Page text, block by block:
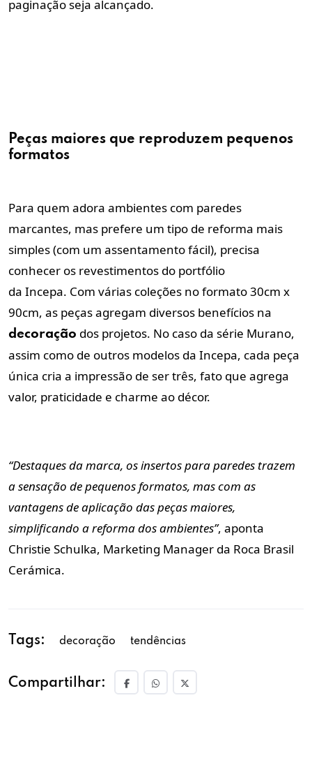
paginação seja alcançado.
Peças maiores que reproduzem pequenos
formatos
Para quem adora ambientes com paredes
marcantes, mas prefere um tipo de reforma mais
simples (com um assentamento fácil), precisa
conhecer os revestimentos do portfólio
da Incepa. Com várias coleções no formato 30cm x
90cm, as peças agregam diversos benefícios na
decoração dos projetos. No caso da série Murano,
assim como de outros modelos da Incepa, cada peça
única cria a impressão de ser três, fato que agrega
valor, praticidade e charme ao décor.
“Destaques da marca, os insertos para paredes trazem
a sensação de pequenos formatos, mas com as
vantagens de aplicação das peças maiores,
simplificando a reforma dos ambientes”, aponta
Christie Schulka, Marketing Manager da Roca Brasil
Cerámica.
Tags: decoração tendências
Compartilhar: